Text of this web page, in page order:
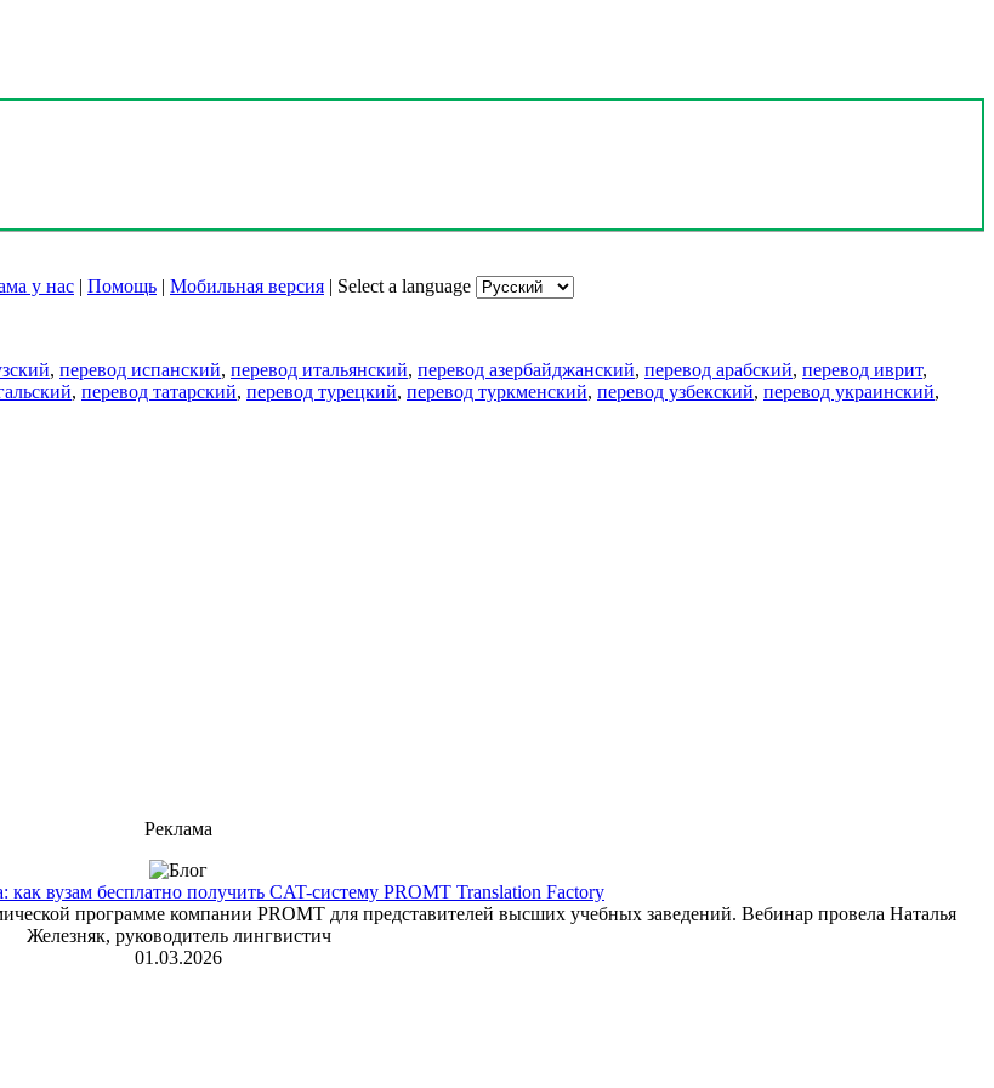
у нас | Помощь | Мобильная версия | Select a language
, перевод испанский, перевод итальянский, перевод азербайджанский, перевод арабский, перевод иврит,
, перевод татарский, перевод турецкий, перевод туркменский, перевод узбекский, перевод украинский,
Реклама
вузам бесплатно получить CAT-систему PROMT Translation Factory
программе компании PROMT для представителей высших учебных заведений. Вебинар провела Наталья
Железняк, руководитель лингвистич
01.03.2026